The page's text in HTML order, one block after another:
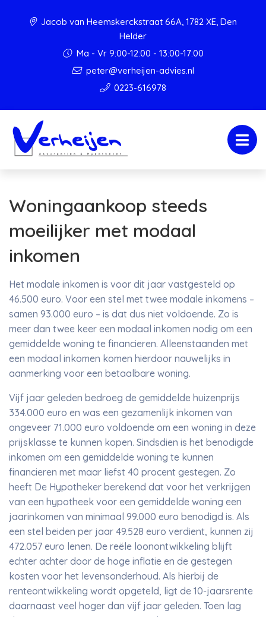
Jacob van Heemskerckstraat 66A, 1782 XE, Den
Helder
Ma - Vr 9:00-12:00 - 13:00-17:00
peter@verheijen-advies.nl
0223-616978
Woningaankoop steeds
moeilijker met modaal
inkomen
Het modale inkomen is voor dit jaar vastgesteld op
46.500 euro. Voor een stel met twee modale inkomens –
samen 93.000 euro – is dat dus niet voldoende. Zo is
meer dan twee keer een modaal inkomen nodig om een
gemiddelde woning te financieren. Alleenstaanden met
een modaal inkomen komen hierdoor nauwelijks in
aanmerking voor een betaalbare woning.
Vijf jaar geleden bedroeg de gemiddelde huizenprijs
334.000 euro en was een gezamenlijk inkomen van
ongeveer 71.000 euro voldoende om een woning in deze
prijsklasse te kunnen kopen. Sindsdien is het benodigde
inkomen om een gemiddelde woning te kunnen
financieren met maar liefst 40 procent gestegen. Zo
heeft De Hypotheker berekend dat voor het verkrijgen
van een hypotheek voor een gemiddelde woning een
jaarinkomen van minimaal 99.000 euro benodigd is. Als
een stel beiden per jaar 49.528 euro verdient, kunnen zij
472.057 euro lenen. De reële loonontwikkeling blijft
echter achter door de hoge inflatie en de gestegen
kosten voor het levensonderhoud. Als hierbij de
renteontwikkeling wordt opgeteld, ligt de 10-jaarsrente
daarnaast veel hoger dan vijf jaar geleden. Toen lag